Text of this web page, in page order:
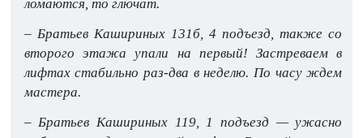
ломаются, то глючат.
– Братьев Кашириных 131б, 4 подъезд, также со
второго этажа упали на первый! Застреваем в
лифтах стабильно раз-два в неделю. По часу ждем
мастера.
– Братьев Кашириных 119, 1 подъезд — ужасно